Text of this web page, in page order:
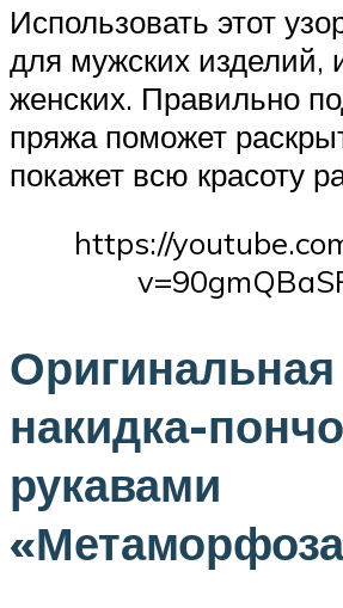
Использовать этот
для мужских изделий,
женских. Правильно
пряжа поможет
покажет всю красоту
https://
Оригинальная
накидка-
рукавами